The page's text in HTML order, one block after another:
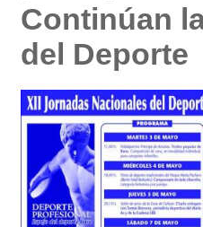
Continúan
del Deporte